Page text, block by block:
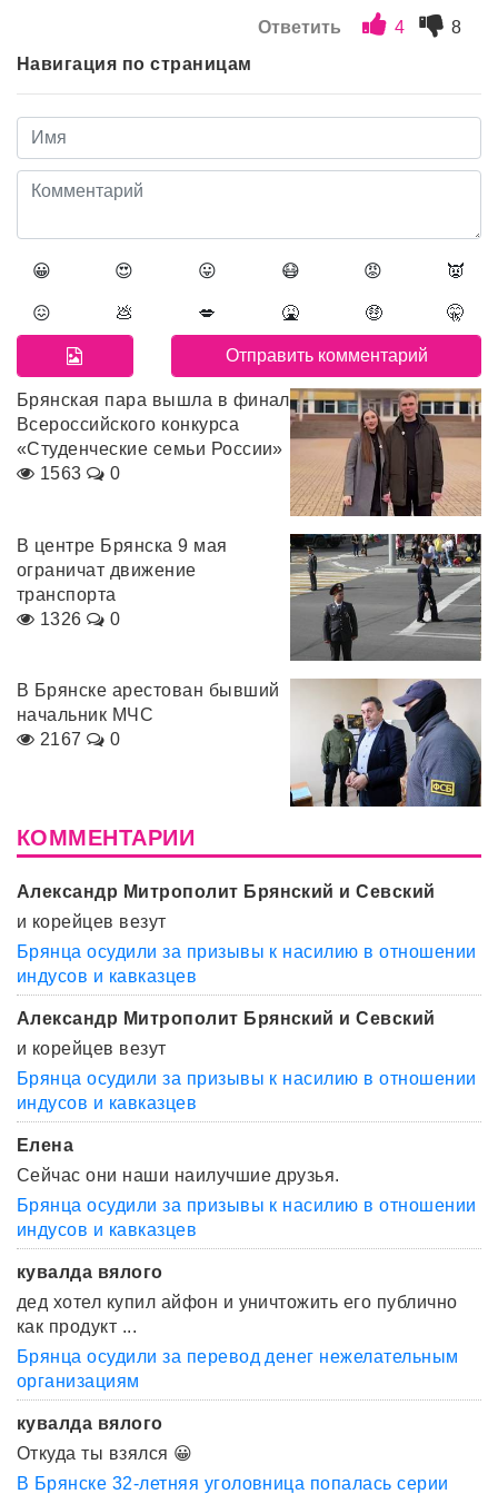
Ответить 4
8
Навигация по страницам
😀 😍 😛 😷 😡 👿
😖 💩 💋 🤮 🤑 🤫
Брянская пара вышла в финал
Всероссийского конкурса
«Студенческие семьи России»
1563
0
В центре Брянска 9 мая
ограничат движение
транспорта
1326
0
В Брянске арестован бывший
начальник МЧС
2167
0
КОММЕНТАРИИ
Александр Митрополит Брянский и Севский
и корейцев везут
Брянца осудили за призывы к насилию в отношении
индусов и кавказцев
Александр Митрополит Брянский и Севский
и корейцев везут
Брянца осудили за призывы к насилию в отношении
индусов и кавказцев
Елена
Сейчас они наши наилучшие друзья.
Брянца осудили за призывы к насилию в отношении
индусов и кавказцев
кувалда вялого
дед хотел купил айфон и уничтожить его публично
как продукт ...
Брянца осудили за перевод денег нежелательным
организациям
кувалда вялого
Откуда ты взялся 😀
В Брянске 32-летняя уголовница попалась серии